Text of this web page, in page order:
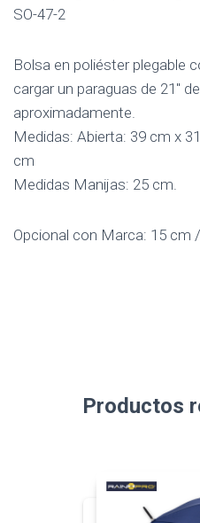
SO-47-2
Bolsa en poliéster plegable
cargar un paraguas de 21″
aproximadamente.
Medidas: Abierta: 39 cm x
cm
Medidas Manijas: 25 cm.
Opcional con Marca: 15 cm
Productos